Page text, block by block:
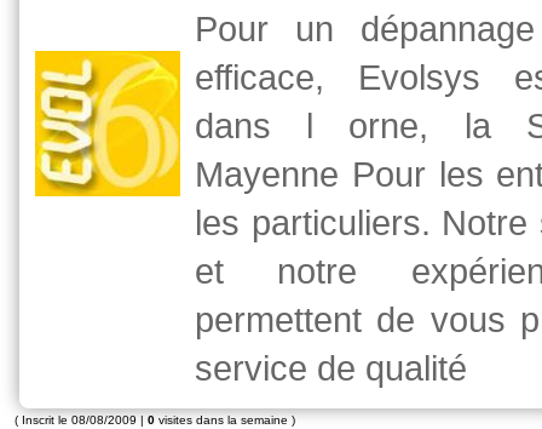
Pour un
efficace, Evolsys
dans l orne, la
Mayenne Pour les
les particuliers. Notre
et notre
permettent de vous
service de qualité
( Inscrit le 08/08/2009 | 0 visites dans la semaine )